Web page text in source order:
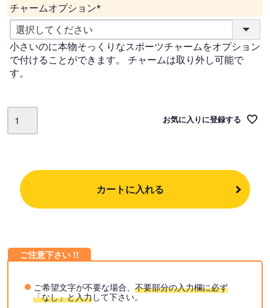
チャームオプション
(
須
)
小さいのに本物そっくりなスポーツチャームをオプション
で付けることができます。 チャームは取り外し可能で
す。
お気に入りに登録する
カートに入れる
ご希望文字が不要な場合、 不要部分の入力欄に必ず
「なし」と入力して下さい。